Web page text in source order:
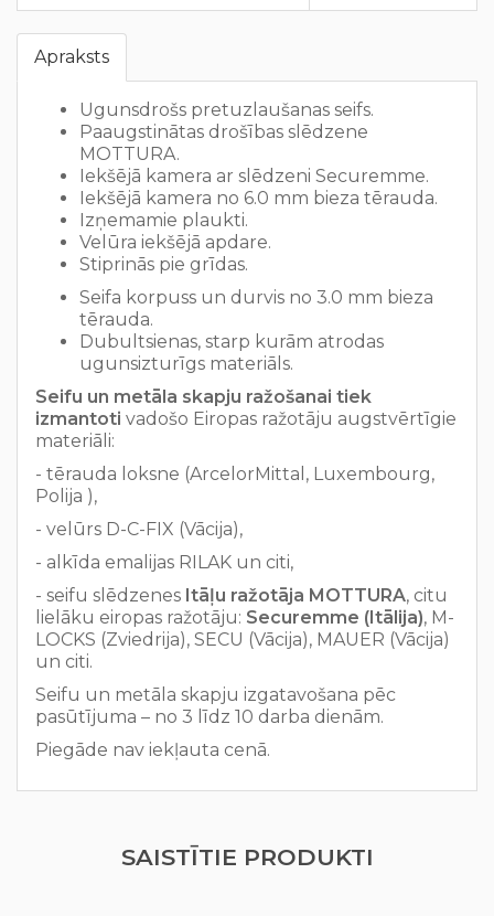
Apraksts
Ugunsdrošs pretuzlaušanas seifs.
Paaugstinātas drošības slēdzene
MOTTURA.
Iekšējā kamera ar slēdzeni Securemme.
Iekšējā kamera no 6.0 mm bieza tērauda.
Izņemamie plaukti.
Velūra iekšējā apdare.
Stiprinās pie grīdas.
Seifa korpuss un durvis no 3.0 mm bieza
tērauda.
Dubultsienas, starp kurām atrodas
ugunsizturīgs materiāls.
Seifu un metāla skapju ražošanai tiek
izmantoti vadošo Eiropas ražotāju augstvērtīgie
materiāli:
- tērauda loksne (ArcelorMittal, Luxembourg,
Polija ),
- velūrs D-C-FIX (Vācija),
- alkīda emalijas RILAK un citi,
- seifu slēdzenes Itāļu ražotāja MOTTURA, citu
lielāku eiropas ražotāju: Securemme (Itālija), M-
LOCKS (Zviedrija), SECU (Vācija), MAUER (Vācija)
un citi.
Seifu un metāla skapju izgatavošana pēc
pasūtījuma – no 3 līdz 10 darba dienām.
Piegāde nav iekļauta cenā.
SAISTĪTIE PRODUKTI